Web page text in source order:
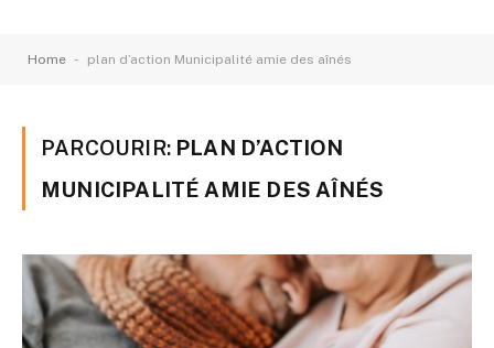
Home - plan d’action Municipalité amie des aînés
PARCOURIR: PLAN D’ACTION
MUNICIPALITÉ AMIE DES AÎNÉS